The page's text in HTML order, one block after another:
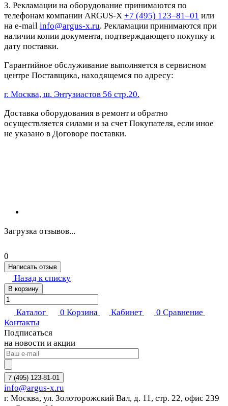
3. Рекламации на оборудование принимаются по
телефонам компании ARGUS-X +7 (495) 123–81–01 или
на e-mail info@argus-x.ru. Рекламации принимаются при
наличии копии документа, подтверждающего покупку и
дату поставки.
Гарантийное обслуживание выполняется в сервисном
центре Поставщика, находящемся по адресу:
г. Москва, ш. Энтузиастов 56 стр.20.
Доставка оборудования в ремонт и обратно
осуществляется силами и за счет Покупателя, если иное
не указано в Договоре поставки.
Загрузка отзывов...
0
Написать отзыв
Назад к списку
В корзину
Каталог 0 Корзина Кабинет 0 Сравнение
Контакты
Подписаться
на новости и акции
7 (495) 123-81-01
info@argus-x.ru
г. Москва, ул. Золоторожский Вал, д. 11, стр. 22, офис 239